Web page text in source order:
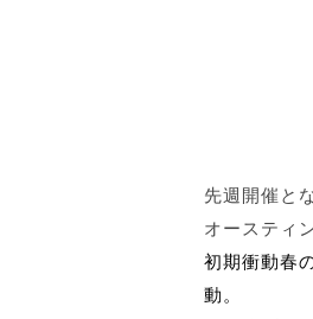
先週開催と
オースティ
初期衝動春
動。